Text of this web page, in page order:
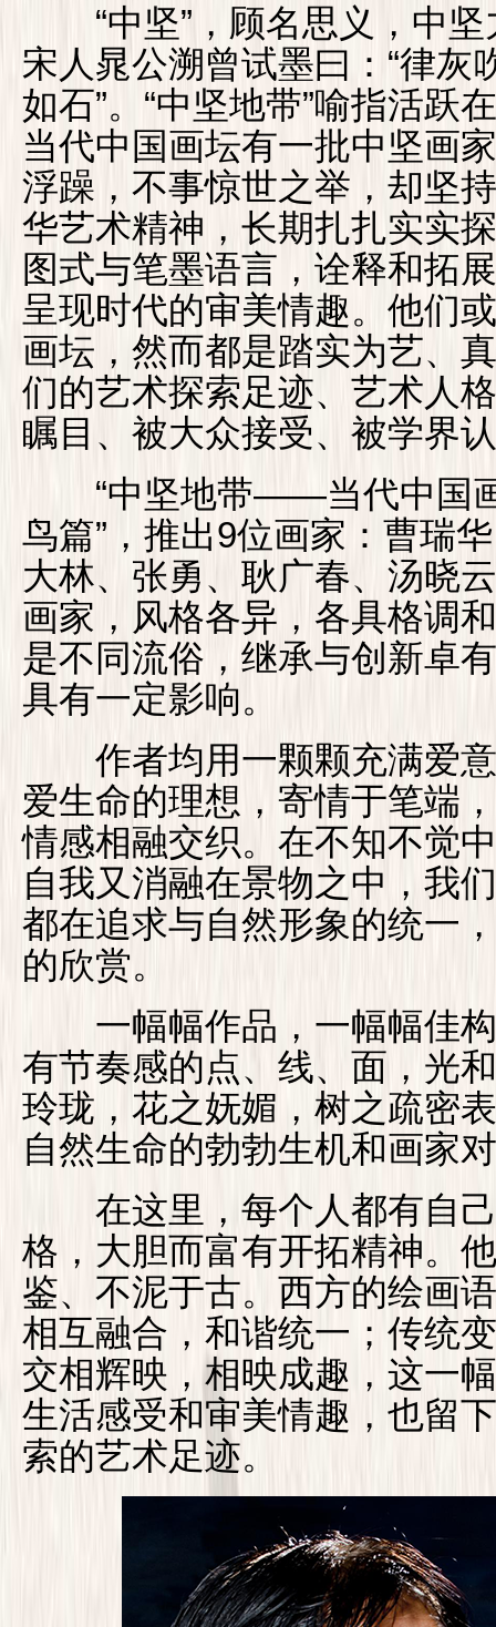
“中坚”，顾名思义，中坚
宋人晁公溯曾试墨曰：“律灰
如石”。“中坚地带”喻指活跃
当代中国画坛有一批中坚画
浮躁，不事惊世之举，却坚
华艺术精神，长期扎扎实实
图式与笔墨语言，诠释和拓
呈现时代的审美情趣。他们
画坛，然而都是踏实为艺、
们的艺术探索足迹、艺术人
瞩目、被大众接受、被学界
“中坚地带——当代中国画
鸟篇”，推出9位画家：曹瑞
大林、张勇、耿广春、汤晓
画家，风格各异，各具格调
是不同流俗，继承与创新卓
具有一定影响。
作者均用一颗颗充满爱意
爱生命的理想，寄情于笔端
情感相融交织。在不知不觉
自我又消融在景物之中，我
都在追求与自然形象的统一
的欣赏。
一幅幅作品，一幅幅佳构
有节奏感的点、线、面，光
玲珑，花之妩媚，树之疏密
自然生命的勃勃生机和画家
在这里，每个人都有自己
格，大胆而富有开拓精神。
鉴、不泥于古。西方的绘画
相互融合，和谐统一；传统
交相辉映，相映成趣，这一
生活感受和审美情趣，也留
索的艺术足迹。